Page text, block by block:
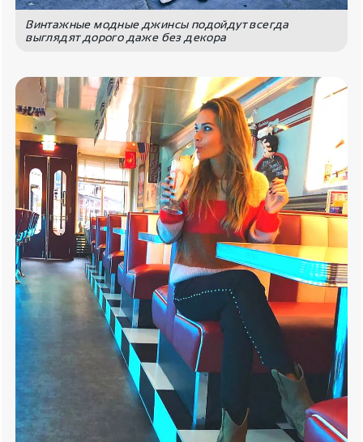
Винтажные модные джинсы подойдут всегда
выглядят дорого даже без декора